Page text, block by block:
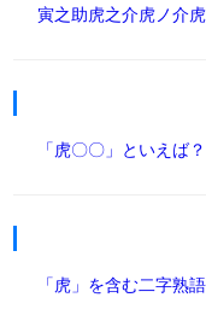
寅之助虎之介虎ノ介
「虎〇〇」といえば？
「虎」を含む二字熟語